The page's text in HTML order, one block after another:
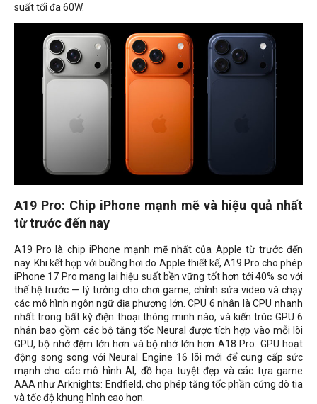
suất tối đa 60W.
A19 Pro: Chip iPhone mạnh mẽ và hiệu quả nhất
từ ​​trước đến nay
A19 Pro là chip iPhone mạnh mẽ nhất của Apple từ trước đến
nay. Khi kết hợp với buồng hơi do Apple thiết kế, A19 Pro cho phép
iPhone 17 Pro mang lại hiệu suất bền vững tốt hơn tới 40% so với
thế hệ trước — lý tưởng cho chơi game, chỉnh sửa video và chạy
các mô hình ngôn ngữ địa phương lớn. CPU 6 nhân là CPU nhanh
nhất trong bất kỳ điện thoại thông minh nào, và kiến ​​trúc GPU 6
nhân bao gồm các bộ tăng tốc Neural được tích hợp vào mỗi lõi
GPU, bộ nhớ đệm lớn hơn và bộ nhớ lớn hơn A18 Pro. GPU hoạt
động song song với Neural Engine 16 lõi mới để cung cấp sức
mạnh cho các mô hình AI, đồ họa tuyệt đẹp và các tựa game
AAA như Arknights: Endfield, cho phép tăng tốc phần cứng dò tia
và tốc độ khung hình cao hơn.